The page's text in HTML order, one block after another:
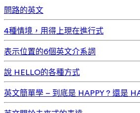
問路的英文
4種情境，用得上現在進行式
表示位置的6個英文介系詞
說 HELLO的各種方式
英文簡單學 – 到底是 HAPPY ? 還是